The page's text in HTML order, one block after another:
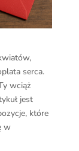
serca.
wciąż
jest
które
w